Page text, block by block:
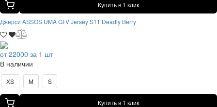
Купить в 1 клик
Джерси ASSOS UMA GTV Jersey S11 Deadly Berry
от 22000 за 1 шт
В наличии
XS M S
Купить в 1 клик